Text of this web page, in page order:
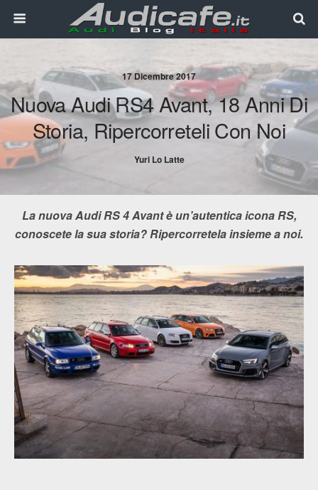
17 Dicembre 2017
Nuova Audi RS4 Avant, 18 Anni Di
Storia, Ripercorreteli Con Noi
Yuri Lo Latte
La nuova Audi RS 4 Avant è un’autentica icona RS,
conoscete la sua storia? Ripercorretela insieme a noi.